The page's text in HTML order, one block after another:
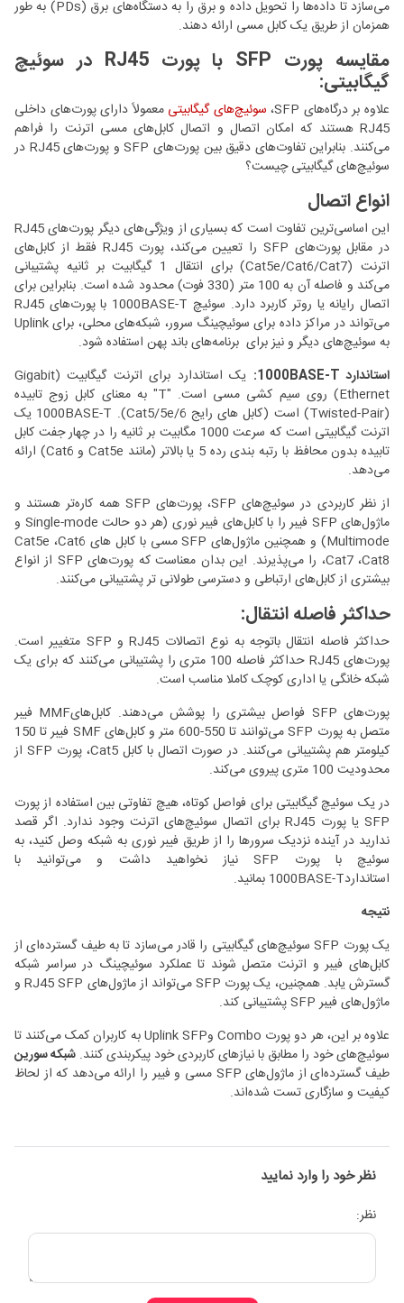
می‌سازد تا داده‌ها را تحویل داده و برق را به دستگاه‌های برق (PDs) به طور
همزمان از طریق یک کابل مسی ارائه دهند.
مقایسه پورت SFP با پورت RJ45 در سوئیچ
گیگابیتی:
علاوه بر درگاه‌های SFP، سوئیچ‌های گیگابیتی معمولاً دارای پورت‌های داخلی
RJ45 هستند که امکان اتصال و اتصال کابل‌های مسی اترنت را فراهم
می‌کنند. بنابراین تفاوت‌های دقیق بین پورت‌های SFP و پورت‌های RJ45 در
سوئیچ‌های گیگابیتی چیست؟
انواع اتصال
این اساسی‌ترین تفاوت است که بسیاری از ویژگی‌های دیگر پورت‌های RJ45
در مقابل پورت‌های SFP را تعیین می‌کند، پورت RJ45 فقط از کابل‌های
اترنت (Cat5e/Cat6/Cat7) برای انتقال 1 گیگابیت بر ثانیه پشتیبانی
می‌کند و فاصله آن به 100 متر (330 فوت) محدود شده است. بنابراین برای
اتصال رایانه یا روتر کاربرد دارد. سوئیچ 1000BASE-T با پورت‌های RJ45
می‌تواند در مراکز داده برای سوئیچینگ سرور، شبکه‌های محلی، برای Uplink
به سوئیچ‌های دیگر و نیز برای برنامه‌های باند پهن استفاده شود.
استاندارد 1000BASE-T
:
یک استاندارد برای اترنت گیگابیت (Gigabit
Ethernet) روی سیم کشی مسی است. "T" به معنای کابل زوج تابیده
(Twisted-Pair) است (کابل های رایج Cat5/5e/6). 1000BASE-T یک
اترنت گیگابیتی است که سرعت 1000 مگابیت بر ثانیه را در چهار جفت کابل
تابیده بدون محافظ با رتبه بندی رده 5 یا بالاتر (مانند Cat5e و Cat6) ارائه
می‌دهد.
از نظر کاربردی در سوئیچ‌های SFP، پورت‌های SFP همه کاره‌تر هستند و
ماژول‌های SFP فیبر را با کابل‌های فیبر نوری (هر دو حالت Single-mode و
Multimode) و همچنین ماژول‌های SFP مسی با کابل های Cat5e ،Cat6
،Cat7 ،Cat8 را می‌پذیرند. این بدان معناست که پورت‌های SFP از انواع
بیشتری از کابل‌های ارتباطی و دسترسی طولانی تر پشتیبانی می‌کنند.
حداکثر فاصله انتقال:
حداکثر فاصله انتقال باتوجه به نوع اتصالات RJ45 و SFP متغییر است.
پورت‌های RJ45 حداکثر فاصله 100 متری را پشتیبانی می‌کنند که برای یک
شبکه خانگی یا اداری کوچک کاملا مناسب است.
پورت‌های SFP فواصل بیشتری را پوشش می‌دهند. کابل‌هایMMF فیبر
متصل به پورت SFP می‌توانند تا 550-600 متر و کابل‌های SMF فیبر تا 150
کیلومتر هم پشتیبانی می‌کنند. در صورت اتصال با کابل Cat5، پورت SFP از
محدودیت 100 متری پیروی می‌کند.
در یک سوئیچ گیگابیتی برای فواصل کوتاه، هیچ تفاوتی بین استفاده از پورت
SFP یا پورت RJ45 برای اتصال سوئیچ‌های اترنت وجود ندارد. اگر قصد
ندارید در آینده نزدیک سرورها را از طریق فیبر نوری به شبکه وصل کنید، به
سوئیچ با پورت SFP نیاز نخواهید داشت و می‌توانید با
استاندارد1000BASE-T بمانید.
نتیجه
یک پورت SFP سوئیچ‌های گیگابیتی را قادر می‌سازد تا به طیف گسترده‌ای از
کابل‌های فیبر و اترنت متصل شوند تا عملکرد سوئیچینگ در سراسر شبکه
گسترش یابد. همچنین، یک پورت SFP می‌تواند از ماژول‌های RJ45 SFP و
ماژول‌های فیبر SFP پشتیبانی کند.
علاوه بر این، هر دو پورت Combo وUplink SFP به کاربران کمک می‌کنند تا
سوئیچ‌های خود را مطابق با نیازهای کاربردی خود پیکربندی کنند. شبکه سورین
طیف گسترده‌ای از ماژول‌های SFP مسی و فیبر را ارائه می‌دهد که از لحاظ
کیفیت و سازگاری تست شده‌اند.
نظر خود را وارد نمایید
نظر: